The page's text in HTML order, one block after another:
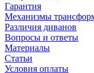
Гарантия
Механизмы
Различия диванов
Вопросы и ответы
Материалы
Статьи
Условия оплаты